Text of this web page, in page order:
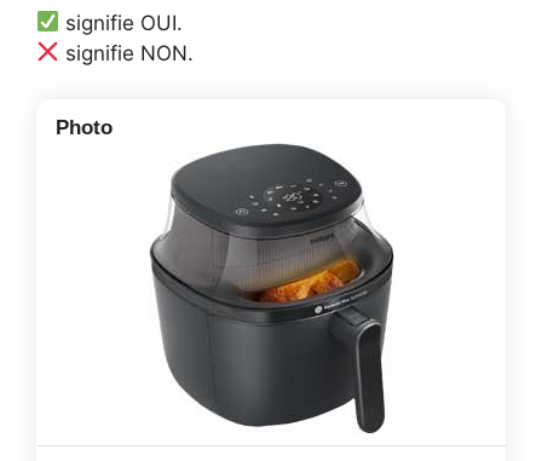
signifie OUI.
signifie NON.